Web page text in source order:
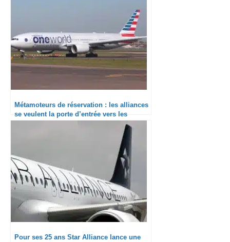
Métamoteurs de réservation : les alliances
se veulent la porte d’entrée vers les
Pour ses 25 ans Star Alliance lance une